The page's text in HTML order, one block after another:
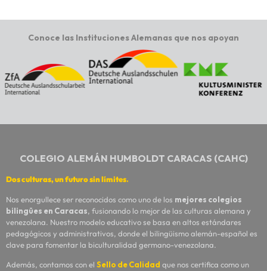
Conoce las Instituciones Alemanas que nos apoyan
COLEGIO ALEMÁN HUMBOLDT CARACAS (CAHC)
Dos culturas, un futuro sin límites.
Nos enorgullece ser reconocidos como uno de los mejores colegios
bilingües en Caracas, fusionando lo mejor de las culturas alemana y
venezolana. Nuestro modelo educativo se basa en altos estándares
pedagógicos y administrativos, donde el bilingüismo alemán-español es
clave para fomentar la biculturalidad germano-venezolana.
Además, contamos con el Sello de Calidad que nos certifica como un